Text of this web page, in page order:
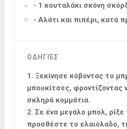
- 1 κουταλάκι σκόνη
- Αλάτι και πιπέρι, κατά
ΟΔΗΓΙΕΣ
1. Ξεκίνησε κόβοντας το
μπουκίτσες, φροντίζοντας
σκληρά κομμάτια.
2. Σε ένα μεγάλο μπολ,
προσθέστε το ελαιόλαδο,